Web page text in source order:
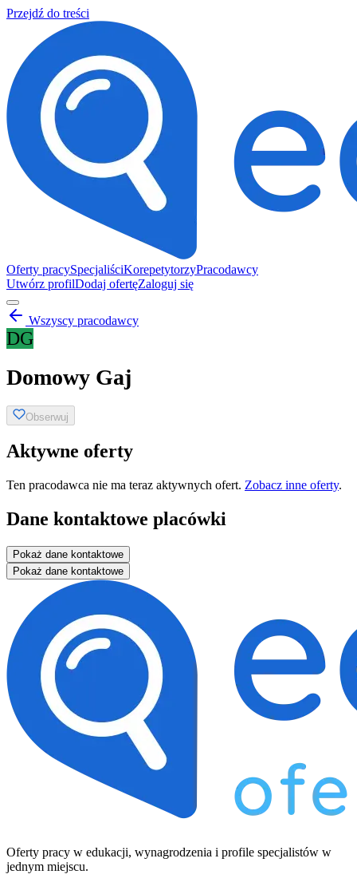
Przejdź do treści
Oferty pracySpecjaliściKorepetytorzyPracodawcy
Utwórz profilDodaj ofertęZaloguj się
Wszyscy pracodawcy
DG
Domowy Gaj
Obserwuj
Aktywne oferty
Ten pracodawca nie ma teraz aktywnych ofert. Zobacz inne oferty.
Dane kontaktowe placówki
Pokaż dane kontaktowe
Pokaż dane kontaktowe
Oferty pracy w edukacji, wynagrodzenia i profile specjalistów w
jednym miejscu.